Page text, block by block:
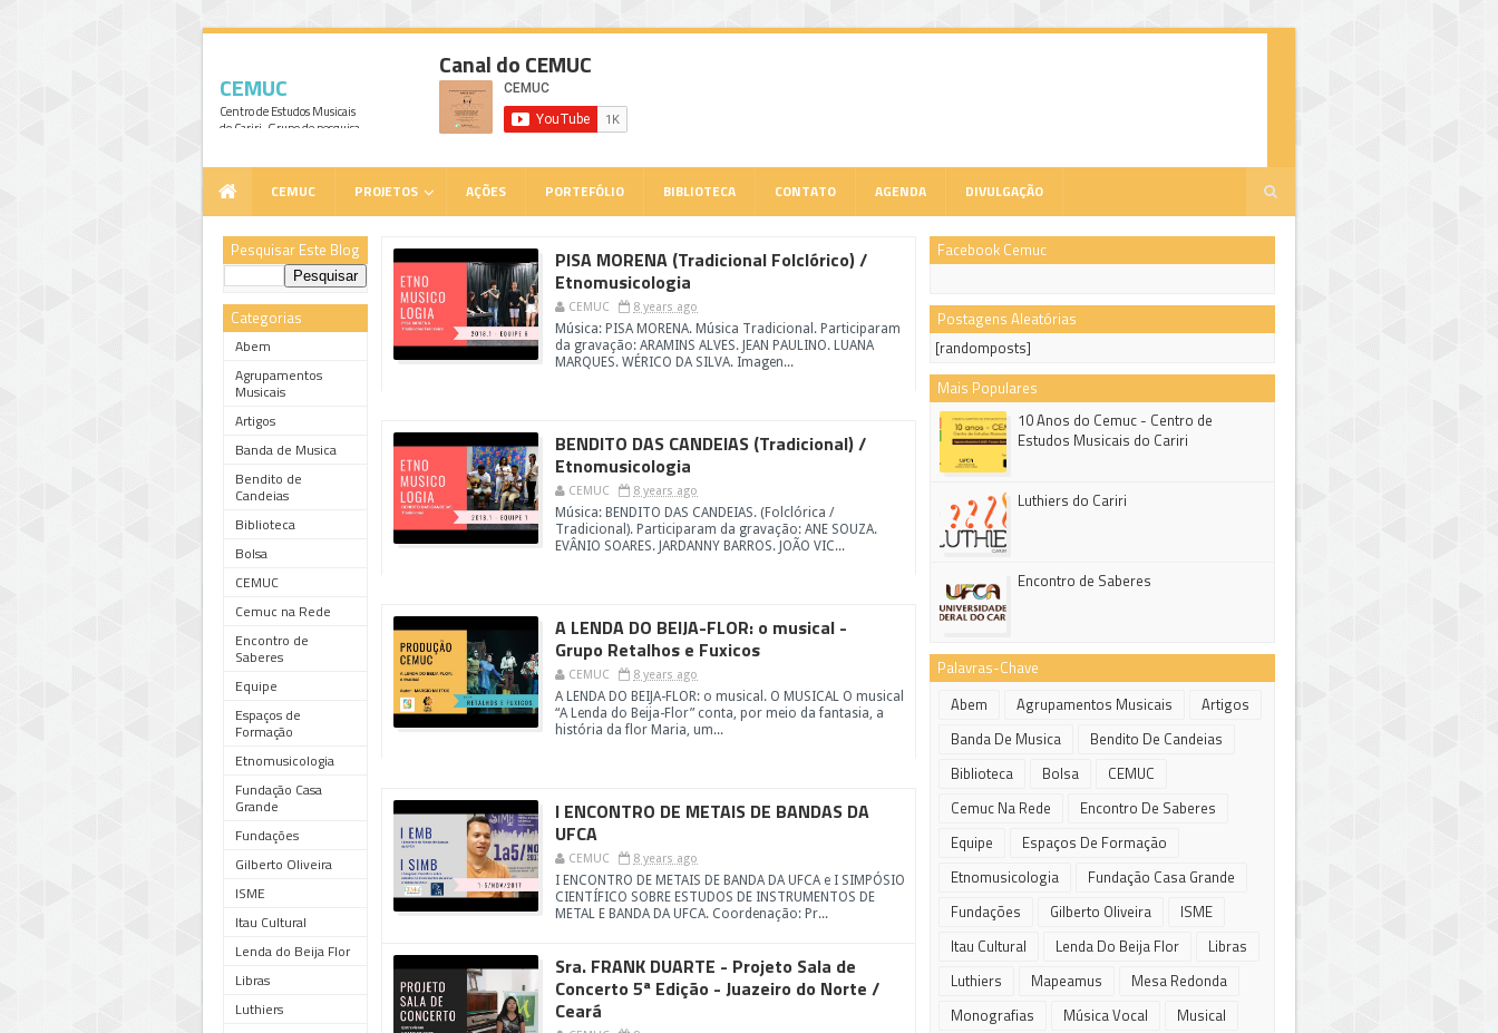
CEMUC
Centro de Estudos Musicais
do Cariri. Grupo de pesquisa
professor Dr. Marcio Mattos.
Canal do CEMUC
CEMUC PROJETOS AÇÕES PORTEFÓLIO BIBLIOTECA CONTATO AGENDA DIVULGAÇÃO
Pesquisar Este Blog
Categorias
Abem
Agrupamentos
Musicais
Artigos
Banda de Musica
Bendito de
Candeias
Biblioteca
Bolsa
CEMUC
Cemuc na Rede
Encontro de
Saberes
Equipe
Espaços de
Formação
Etnomusicologia
Fundação Casa
Grande
Fundações
Gilberto Oliveira
ISME
Itau Cultural
Lenda do Beija Flor
Libras
Luthiers
PISA MORENA (Tradicional Folclórico) /
Etnomusicologia
CEMUC 8 years ago
Música: PISA MORENA. Música Tradicional. Participaram
da gravação: ARAMINS ALVES. JEAN PAULINO. LUANA
MARQUES. WÉRICO DA SILVA. Imagen...
BENDITO DAS CANDEIAS (Tradicional) /
Etnomusicologia
CEMUC 8 years ago
Música: BENDITO DAS CANDEIAS. (Folclórica /
Tradicional). Participaram da gravação: ANE SOUZA.
EVÂNIO SOARES. JARDANNY BARROS. JOÃO VIC...
A LENDA DO BEIJA-FLOR: o musical -
Grupo Retalhos e Fuxicos
CEMUC 8 years ago
A LENDA DO BEIJA-FLOR: o musical. O MUSICAL O musical
“A Lenda do Beija-Flor” conta, por meio da fantasia, a
história da flor Maria, um...
I ENCONTRO DE METAIS DE BANDAS DA
UFCA
CEMUC 8 years ago
I ENCONTRO DE METAIS DE BANDA DA UFCA e I SIMPÓSIO
CIENTÍFICO SOBRE ESTUDOS DE INSTRUMENTOS DE
METAL E BANDA DA UFCA. Coordenação: Pr...
Sra. FRANK DUARTE - Projeto Sala de
Concerto 5ª Edição - Juazeiro do Norte /
Ceará
Facebook Cemuc
Postagens Aleatórias
[randomposts]
Mais Populares
10 Anos do Cemuc - Centro de
Estudos Musicais do Cariri
Luthiers do Cariri
Encontro de Saberes
Palavras-Chave
Abem
Agrupamentos Musicais
Artigos
Banda De Musica
Bendito De Candeias
Biblioteca
Bolsa
CEMUC
Cemuc Na Rede
Encontro De Saberes
Equipe
Espaços De Formação
Etnomusicologia
Fundação Casa Grande
Fundações
Gilberto Oliveira
ISME
Itau Cultural
Lenda Do Beija Flor
Libras
Luthiers
Mapeamus
Mesa Redonda
Monografias
Música Vocal
Musical